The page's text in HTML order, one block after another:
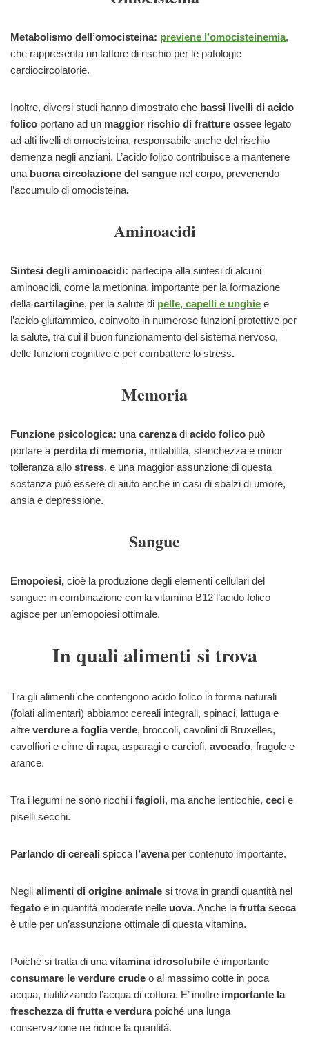
Metabolismo dell’omocisteina: previene l’omocisteinemia,
che rappresenta un fattore di rischio per le patologie
cardiocircolatorie.
Inoltre, diversi studi hanno dimostrato che bassi livelli di acido
folico portano ad un maggior rischio di fratture ossee legato
ad alti livelli di omocisteina, responsabile anche del rischio
demenza negli anziani. L’acido folico contribuisce a mantenere
unabuona circolazione del sangue nel corpo, prevenendo
l’accumulo di omocisteina.
Aminoacidi
Sintesi degli aminoacidi: partecipa alla sintesi di alcuni
aminoacidi, come la metionina, importante per la formazione
dellacartilagine, per la salute di pelle, capelli e unghie e
l’acido glutammico, coinvolto in numerose funzioni protettive per
la salute, tra cui il buon funzionamento del sistema nervoso,
delle funzioni cognitive e per combattere lo stress.
Memoria
Funzione psicologica: unacarenzadi acido folico può
portare a perdita di memoria, irritabilità, stanchezza e minor
tolleranza allo stress, e una maggior assunzione di questa
sostanza può essere di aiuto anche in casi di sbalzi di umore,
ansia e depressione.
Sangue
Emopoiesi, cioè la produzione degli elementi cellulari del
sangue: in combinazione con la vitamina B12 l’acido folico
agisce per un’emopoiesi ottimale.
In quali alimenti si trova
Tra gli alimenti che contengono acido folico in forma naturali
(folati alimentari) abbiamo: cereali integrali, spinaci, lattuga e
altre verdure a foglia verde, broccoli, cavolini di Bruxelles,
cavolfiori e cime di rapa, asparagi e carciofi, avocado, fragole e
arance.
Tra i legumi ne sono ricchi i fagioli, ma anche lenticchie, ceci e
piselli secchi.
Parlando di cereali spicca l’avenaper contenuto importante.
Negli alimenti di origine animale si trova in grandi quantità nel
fegato e in quantità moderate nelle uova. Anche lafrutta secca
è utile per un’assunzione ottimale di questa vitamina.
Poiché si tratta di unavitamina idrosolubile è importante
consumare le verdure crude o al massimo cotte in poca
acqua, riutilizzando l’acqua di cottura. E’ inoltre importante la
freschezza di frutta e verdurapoiché una lunga
conservazione ne riduce la quantità.